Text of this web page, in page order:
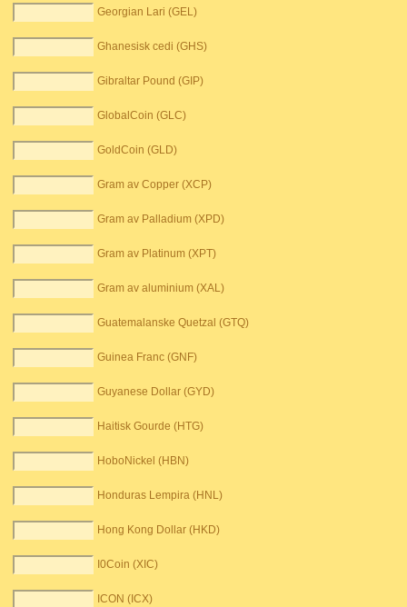
Georgian Lari (GEL)
Ghanesisk cedi (GHS)
Gibraltar Pound (GIP)
GlobalCoin (GLC)
GoldCoin (GLD)
Gram av Copper (XCP)
Gram av Palladium (XPD)
Gram av Platinum (XPT)
Gram av aluminium (XAL)
Guatemalanske Quetzal (GTQ)
Guinea Franc (GNF)
Guyanese Dollar (GYD)
Haitisk Gourde (HTG)
HoboNickel (HBN)
Honduras Lempira (HNL)
Hong Kong Dollar (HKD)
I0Coin (XIC)
ICON (ICX)